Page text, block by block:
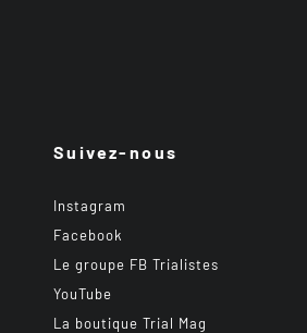
Suivez-nous
Instagram
Facebook
Le groupe FB Trialistes
YouTube
La boutique Trial Mag